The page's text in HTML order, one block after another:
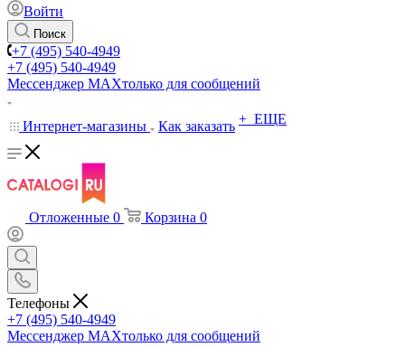
Войти
Поиск
+7 (495) 540-4949
+7 (495) 540-4949
Мессенджер МАХтолько для сообщений
Интернет-магазины Как заказать + ЕЩЕ
Отложенные 0 Корзина 0
Телефоны
+7 (495) 540-4949
Мессенджер МАХтолько для сообщений